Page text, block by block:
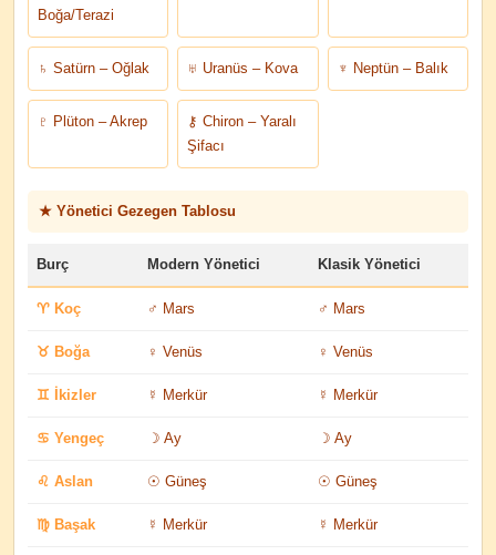
Boğa/Terazi
♄ Satürn – Oğlak ♅ Uranüs – Kova ♆ Neptün – Balık
♇ Plüton – Akrep
⚷ Chiron – Yaralı
Şifacı
★ Yönetici Gezegen Tablosu
Burç Modern Yönetici Klasik Yönetici
♈ Koç ♂ Mars ♂ Mars
♉ Boğa ♀ Venüs ♀ Venüs
♊ İkizler ☿ Merkür ☿ Merkür
♋ Yengeç ☽ Ay ☽ Ay
♌ Aslan ☉ Güneş ☉ Güneş
♍ Başak ☿ Merkür ☿ Merkür